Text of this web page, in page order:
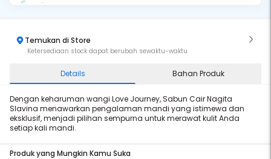
Temukan di Store
Ketersediaan stock dapat berubah sewaktu-waktu
Details Bahan Produk
Dengan keharuman wangi Love Journey, Sabun Cair Nagita
Slavina menawarkan pengalaman mandi yang istimewa dan
eksklusif, menjadi pilihan sempurna untuk merawat kulit Anda
setiap kali mandi.
Produk yang Mungkin Kamu Suka